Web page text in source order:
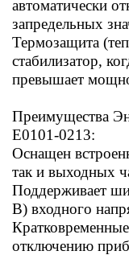
автоматически
запредельных
Термозащита
стабилизатор,
превышает
Преимущества
Е0101-0213:
Оснащен
так и выходных
Поддерживает
В) входного
отключению